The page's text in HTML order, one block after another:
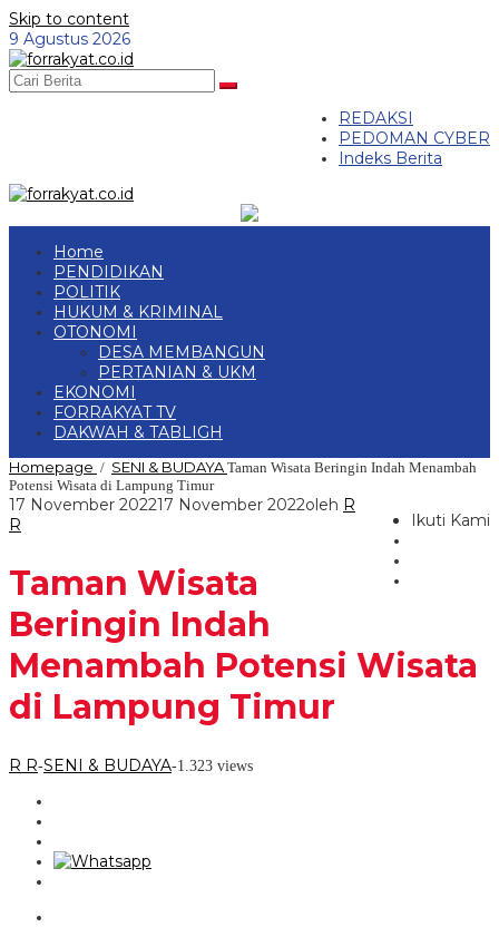
Skip to content
9 Agustus 2026
REDAKSI
PEDOMAN CYBER
Indeks Berita
Home
PENDIDIKAN
POLITIK
HUKUM & KRIMINAL
OTONOMI
DESA MEMBANGUN
PERTANIAN & UKM
EKONOMI
FORRAKYAT TV
DAKWAH & TABLIGH
Homepage / SENI & BUDAYA Taman Wisata Beringin Indah Menambah
Potensi Wisata di Lampung Timur
Ikuti Kami
17 November 202217 November 2022oleh R
R
Taman Wisata
Beringin Indah
Menambah Potensi Wisata
di Lampung Timur
R R-SENI & BUDAYA-1.323 views